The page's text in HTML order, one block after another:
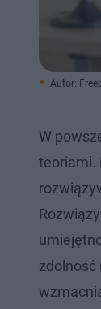
Autor:
W
teoriami.
zdolność